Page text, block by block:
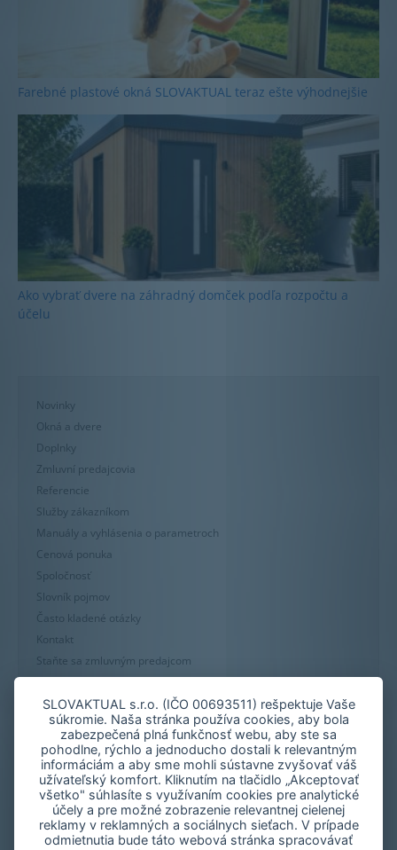
Farebné plastové okná SLOVAKTUAL teraz ešte výhodnejšie
Ako vybrať dvere na záhradný domček podľa rozpočtu a
účelu
Novinky
Okná a dvere
Doplnky
Zmluvní predajcovia
Referencie
Služby zákazníkom
Manuály a vyhlásenia o parametroch
Cenová ponuka
Spoločnosť
Slovník pojmov
Často kladené otázky
Kontakt
Staňte sa zmluvným predajcom
Mapa stránky
Zásady používania súborov cookie
Nastavenie cookies
Oznámenie nekalých praktík
SLOVAKTUAL s.r.o. (IČO 00693511) rešpektuje Vaše
súkromie. Naša stránka používa cookies, aby bola
zabezpečená plná funkčnosť webu, aby ste sa
pohodlne, rýchlo a jednoducho dostali k relevantným
informáciám a aby sme mohli sústavne zvyšovať váš
užívateľský komfort. Kliknutím na tlačidlo „Akceptovať
všetko" súhlasíte s využívaním cookies pre analytické
účely a pre možné zobrazenie relevantnej cielenej
reklamy v reklamných a sociálnych sieťach. V prípade
odmietnutia bude táto webová stránka spracovávať